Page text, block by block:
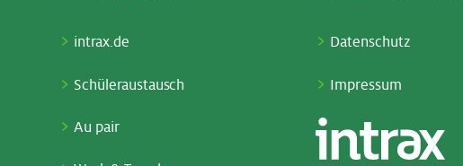
intrax.de
Schüleraustausch
Au pair
Datenschutz
Impressum